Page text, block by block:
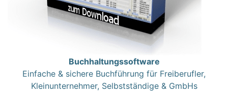
Buchhaltungssoftware
Einfache & sichere Buchführung für Freiberufler,
Kleinunternehmer, Selbstständige & GmbHs